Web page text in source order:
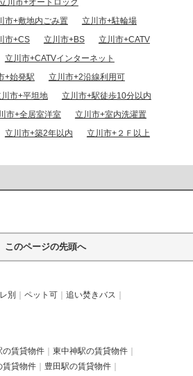
立川市+オートロック
市+敷地内ごみ置
立川市+駐輪場
市+CS 立川市+BS
立川市+CATV
立川市+CATVインターネット
+始発駅
立川市+2沿線利用可
市+平坦地
立川市+駅徒歩10分以内
市+全居室洋室
立川市+室内洗濯置
立川市+築2年以内 立川市+２Ｆ以上
このページの先頭へ
別 ペット可
追い焚きバス
の賃貸物件
東中神駅の賃貸物件
賃貸物件
豊田駅の賃貸物件